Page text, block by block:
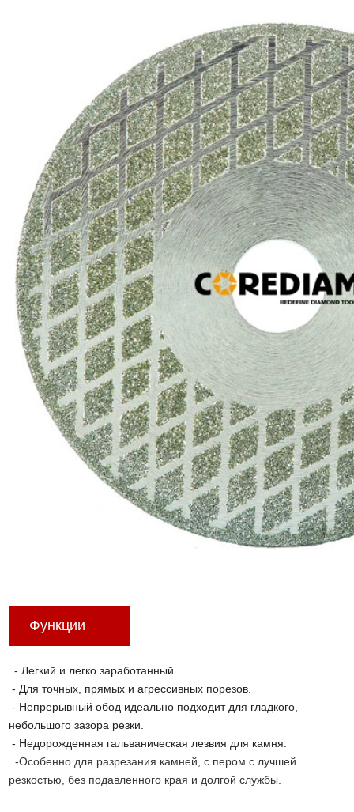
Функции
- Легкий и легко заработанный.
- Для точных, прямых и агрессивных порезов.
- Непрерывный обод идеально подходит для гладкого,
небольшого зазора резки.
- Недорожденная гальваническая лезвия для камня.
-Особенно для разрезания камней, с пером с лучшей
резкостью, без подавленного края и долгой службы.